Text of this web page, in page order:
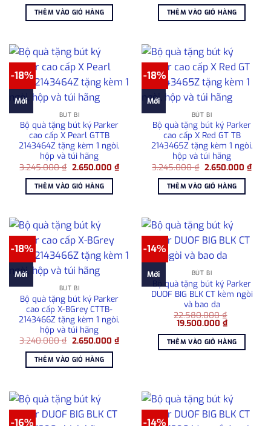
là:
3.250.000 ₫.
2.650.000 ₫.
THÊM VÀO GIỎ HÀNG là:
3.340.000 ₫.
THÊM VÀO GIỎ HÀNG
-18%
Mới
BÚT BI
Bộ quà tặng bút ký Parker
cao cấp X Pearl GTTB
2143464Z tặng kèm 1 ngòi,
hộp và túi hãng
3.245.000₫ Giá
là:
3.245.000 ₫.
2.650.000 ₫Giá
hiện
2.650.000 ₫.
THÊM VÀO GIỎ HÀNG
-18%
Mới
BÚT BI
Bộ quà tặng bút ký Parker
cao cấp X Red GT TB
2143465Z tặng kèm 1 ngòi,
hộp và túi hãng
3.245.000₫ Giá
là:
3.245.000 ₫.
2.650.000 ₫Giá
hiện
THÊM VÀO GIỎ HÀNG
-18%
Mới
BÚT BI
Bộ quà tặng bút ký Parker
cao cấp X-BGrey CTTB-
2143466Z tặng kèm 1 ngòi,
hộp và túi hãng
3.240.000₫ Giá
là:
3.240.000 ₫.
2.650.000 ₫Giá
hiện
THÊM VÀO GIỎ HÀNG
-14%
Mới BÚT BI
Bộ quà tặng bút ký Parker
DUOF BIG BLK CT kèm ngòi
và bao da
22.580.000₫
Giá
là:
22.580.000 ₫.
19.500.000 ₫Giá
hiện
tại
là:
THÊM VÀO GIỎ HÀNG
-16% -14%